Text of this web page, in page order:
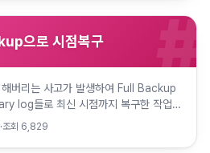
으로 시점복구 #
버리는 사고가 발생하여 Full Backup
log들로 최신 시점까지 복구한 작업입
·조회 6,829